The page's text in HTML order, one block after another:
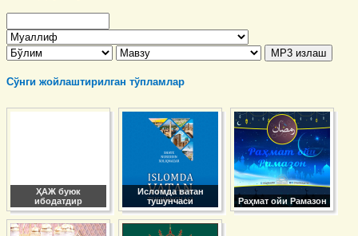
Сўнги жойлаштирилган тўпламлар
ҲАЖ буюк
ибодатдир
Исломда ватан
тушунчаси
Раҳмат ойи Рамазон